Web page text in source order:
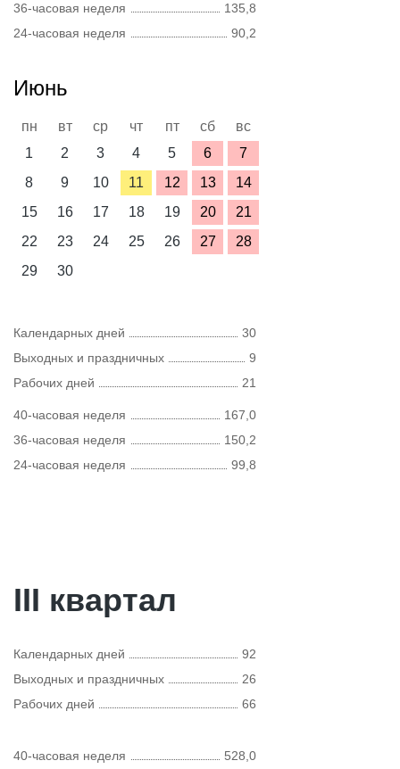
36-часовая неделя
135,8
24-часовая неделя
90,2
Июнь
пн вт ср чт пт сб
вс
1
2 3 4 5 6
7
8
9 10 11 12 13
14
15
16 17 18 19 20
21
22
23 24 25 26 27
28
29
30
Календарных дней
30
Выходных и праздничных
9
Рабочих дней
21
40-часовая неделя
167,0
36-часовая неделя
150,2
24-часовая неделя
99,8
III квартал
Календарных дней
92
Выходных и праздничных
26
Рабочих дней
66
40-часовая неделя 528,0